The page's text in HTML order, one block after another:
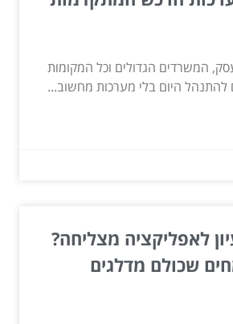
המשרדים הגדולים וכל המקומות
להתנהל היום בלי מערכות מחשוב...
לאפליקציה מצליחה?
שכולם מדלגים